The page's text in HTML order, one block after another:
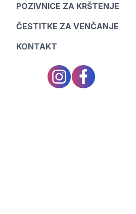
POZIVNICE ZA KRŠTENJE
ČESTITKE ZA VENČANJE
KONTAKT